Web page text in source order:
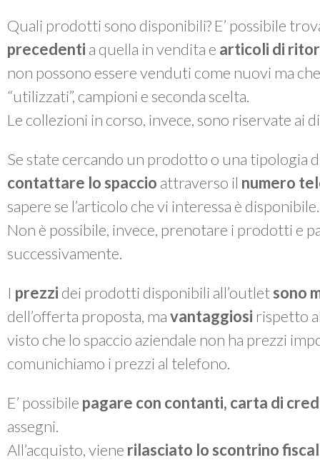
Quali prodotti sono disponibili? E’ possibile
precedenti a quella in vendita e articoli di
non possono essere venduti come nuovi ma
“utilizzati”, campioni e seconda scelta.
Le collezioni in corso, invece, sono riservate ai
Se state cercando un prodotto o una tipologia
contattare lo spaccio attraverso il numero
sapere se l’articolo che vi interessa è disponibile.
Non è possibile, invece, prenotare i prodotti e
successivamente.
I prezzi dei prodotti disponibili all’outletsono
dell’offerta proposta, mavantaggiosi rispetto
visto che lo spaccio aziendale non ha prezzi
comunichiamo i prezzi al telefono.
E’ possibile pagare con contanti, carta di
assegni.
All’acquisto, viene rilasciato lo scontrino